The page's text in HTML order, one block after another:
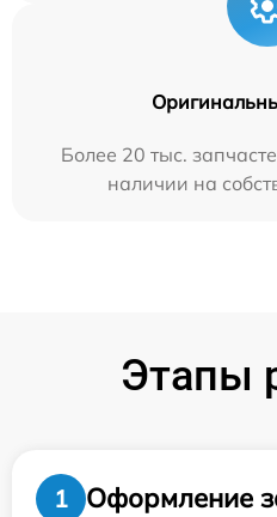
Более 20 тыс.
наличии на
Этапы
1
Оформление